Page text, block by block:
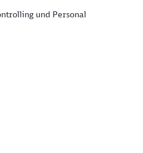
und Personal